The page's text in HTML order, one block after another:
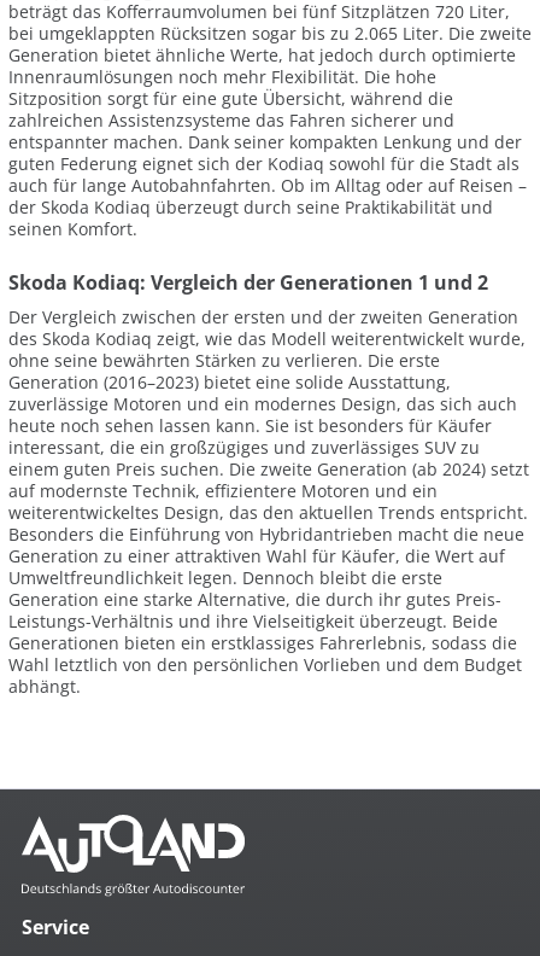
beträgt das Kofferraumvolumen bei fünf Sitzplätzen 720 Liter,
bei umgeklappten Rücksitzen sogar bis zu 2.065 Liter. Die zweite
Generation bietet ähnliche Werte, hat jedoch durch optimierte
Innenraumlösungen noch mehr Flexibilität. Die hohe
Sitzposition sorgt für eine gute Übersicht, während die
zahlreichen Assistenzsysteme das Fahren sicherer und
entspannter machen. Dank seiner kompakten Lenkung und der
guten Federung eignet sich der Kodiaq sowohl für die Stadt als
auch für lange Autobahnfahrten. Ob im Alltag oder auf Reisen –
der Skoda Kodiaq überzeugt durch seine Praktikabilität und
seinen Komfort.
Skoda Kodiaq: Vergleich der Generationen 1 und 2
Der Vergleich zwischen der ersten und der zweiten Generation
des Skoda Kodiaq zeigt, wie das Modell weiterentwickelt wurde,
ohne seine bewährten Stärken zu verlieren. Die erste
Generation (2016–2023) bietet eine solide Ausstattung,
zuverlässige Motoren und ein modernes Design, das sich auch
heute noch sehen lassen kann. Sie ist besonders für Käufer
interessant, die ein großzügiges und zuverlässiges SUV zu
einem guten Preis suchen. Die zweite Generation (ab 2024) setzt
auf modernste Technik, effizientere Motoren und ein
weiterentwickeltes Design, das den aktuellen Trends entspricht.
Besonders die Einführung von Hybridantrieben macht die neue
Generation zu einer attraktiven Wahl für Käufer, die Wert auf
Umweltfreundlichkeit legen. Dennoch bleibt die erste
Generation eine starke Alternative, die durch ihr gutes Preis-
Leistungs-Verhältnis und ihre Vielseitigkeit überzeugt. Beide
Generationen bieten ein erstklassiges Fahrerlebnis, sodass die
Wahl letztlich von den persönlichen Vorlieben und dem Budget
abhängt.
Service